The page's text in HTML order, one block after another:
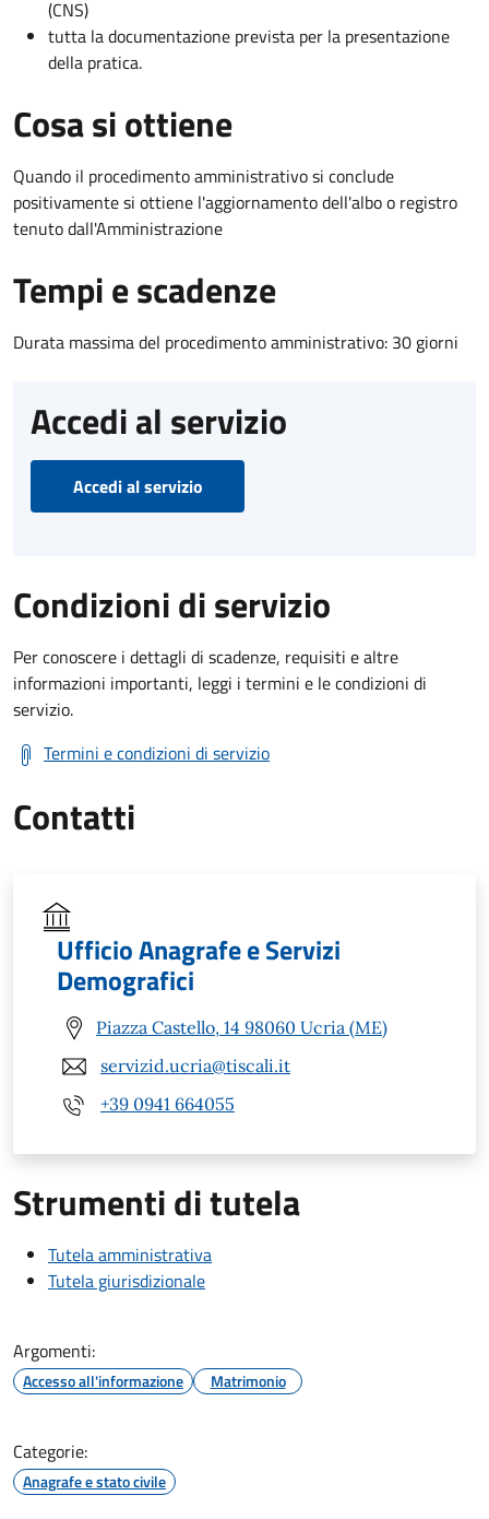
(CNS)
tutta la documentazione prevista per la presentazione
della pratica.
Cosa si ottiene
Quando il procedimento amministrativo si conclude
positivamente si ottiene l'aggiornamento dell'albo o registro
tenuto dall'Amministrazione
Tempi e scadenze
Durata massima del procedimento amministrativo: 30 giorni
Accedi al servizio
Accedi al servizio
Condizioni di servizio
Per conoscere i dettagli di scadenze, requisiti e altre
informazioni importanti, leggi i termini e le condizioni di
servizio.
Termini e condizioni di servizio
Contatti
Ufficio Anagrafe e Servizi
Demografici
Piazza Castello, 14 98060 Ucria (ME)
servizid.ucria@tiscali.it
+39 0941 664055
Strumenti di tutela
Tutela amministrativa
Tutela giurisdizionale
Argomenti:
Accesso all'informazione Matrimonio
Categorie:
Anagrafe e stato civile